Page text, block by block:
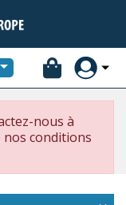
nous à
conditions